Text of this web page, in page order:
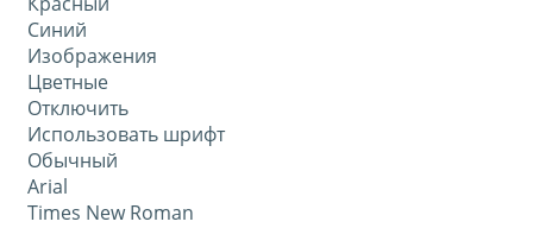
Синий
Изображения
Цветные
Отключить
Использовать шрифт
Обычный
Arial
Times New Roman